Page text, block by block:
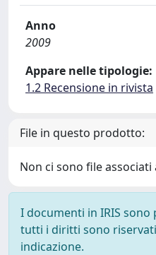
Anno
2009
Appare nelle tipologie:
1.2 Recensione in rivista
File in questo prodotto:
Non ci sono file
I documenti in IRIS
tutti i diritti sono
indicazione.